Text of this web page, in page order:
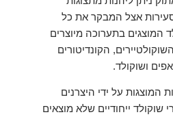
אצל המבקר את כל
המוצגים בתערוכה מיוצרים
, הקונדיטורים
ושוקולד.
המוצגות על ידי היצרנים
שוקולד ייחודיים שלא מוצאים